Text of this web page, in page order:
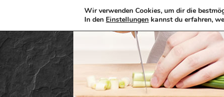
Wir verwenden Cookies, um dir die
In den Einstellungen kannst du erfahren,